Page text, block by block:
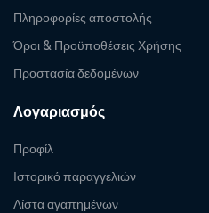
Πληροφορίες αποστολής
Όροι & Προϋποθέσεις Χρήσης
Προστασία δεδομένων
Λογαριασμός
Προφίλ
Ιστορικό παραγγελιών
Λίστα αγαπημένων